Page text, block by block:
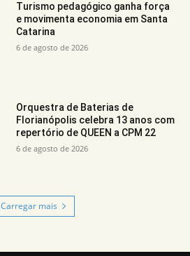
Turismo pedagógico ganha força
e movimenta economia em Santa
Catarina
6 de agosto de 2026
Orquestra de Baterias de
Florianópolis celebra 13 anos com
repertório de QUEEN a CPM 22
6 de agosto de 2026
Carregar mais